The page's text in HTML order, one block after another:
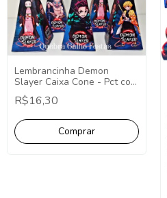
Lembrancinha Demon
Slayer Caixa Cone - Pct com
10
R$16,30